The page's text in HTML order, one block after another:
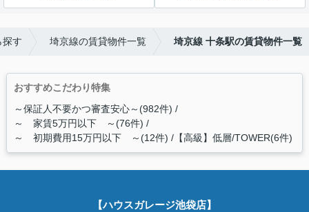
探す 埼京線の賃貸物件一覧 埼京線 十条駅の賃貸物件一覧
おすすめこだわり特集
～保証人不要かつ審査安心～(982件)
～ 家賃5万円以下 ～(76件)
～ 初期費用15万円以下 ～(12件) 【高級】低層/TOWER(6件)
【ハウスガレージ池袋店】